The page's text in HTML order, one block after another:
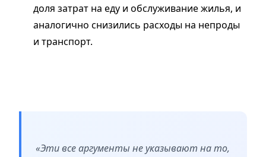
доля затрат на еду и обслуживание жилья, и
аналогично снизились расходы на непроды
и транспорт.
«Эти все аргументы не указывают на то,